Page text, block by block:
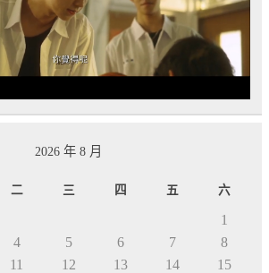
2026 年 8 月
二 三 四 五 六
1
4 5 6 7
8
11 12 13 14
15